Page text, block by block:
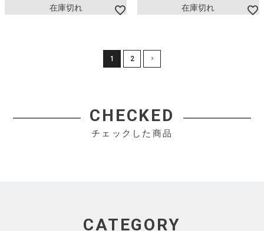
在庫切れ 在庫切れ
1 2
CHECKED
チェックした商品
CATEGORY